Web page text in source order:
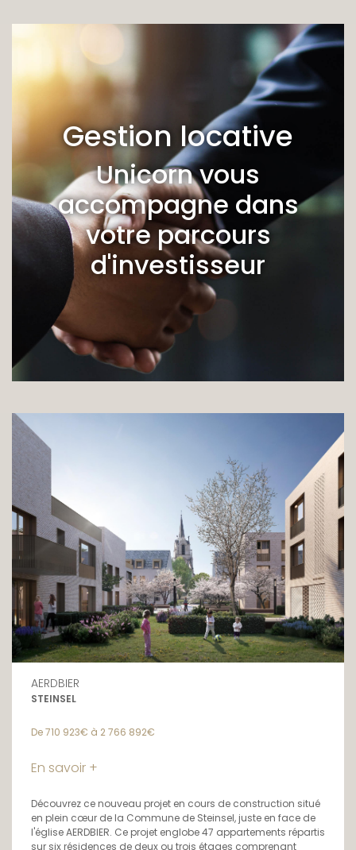
Gestion locative
Unicorn vous
accompagne dans
votre parcours
d'investisseur
AERDBIER
STEINSEL
De 710 923€ à 2 766 892€
En savoir +
Découvrez ce nouveau projet en cours de construction situé
en plein cœur de la Commune de Steinsel, juste en face de
l'église AERDBIER. Ce projet englobe 47 appartements répartis
sur six résidences de deux ou trois étages comprenant